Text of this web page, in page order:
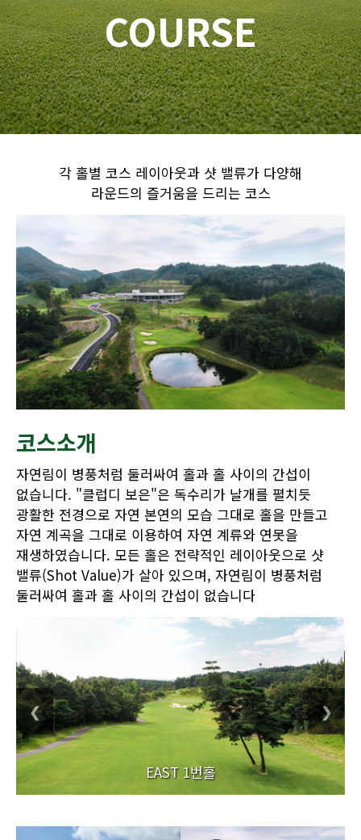
COURSE
각 홀별 코스 레이아웃과 샷 밸류가 다양해
라운드의 즐거움을 드리는 코스
코스소개
자연림이 병풍처럼 둘러싸여 홀과 홀 사이의 간섭이
없습니다. "클럽디 보은"은 독수리가 날개를 펼치듯
광활한 전경으로 자연 본연의 모습 그대로 홀을 만들고
자연 계곡을 그대로 이용하여 자연 계류와 연못을
재생하였습니다. 모든 홀은 전략적인 레이아웃으로 샷
밸류(Shot Value)가 살아 있으며, 자연림이 병풍처럼
둘러싸여 홀과 홀 사이의 간섭이 없습니다
EAST 1번홀
❮ ❯